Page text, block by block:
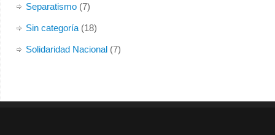
Separatismo(7)
Sin categoría(18)
Solidaridad Nacional(7)